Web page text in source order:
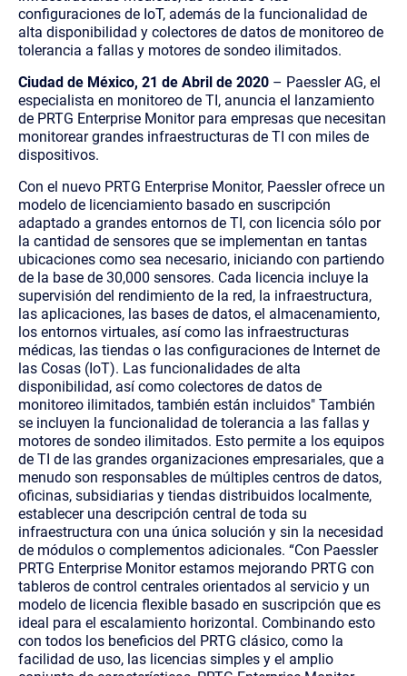
configuraciones de IoT, además de la funcionalidad de
alta disponibilidad y colectores de datos de monitoreo de
tolerancia a fallas y motores de sondeo ilimitados.
Ciudad de México, 21 de Abril de 2020 – Paessler AG, el
especialista en monitoreo de TI, anuncia el lanzamiento
de PRTG Enterprise Monitor para empresas que necesitan
monitorear grandes infraestructuras de TI con miles de
dispositivos.
Con el nuevo PRTG Enterprise Monitor, Paessler ofrece un
modelo de licenciamiento basado en suscripción
adaptado a grandes entornos de TI, con licencia sólo por
la cantidad de sensores que se implementan en tantas
ubicaciones como sea necesario, iniciando con partiendo
de la base de 30,000 sensores. Cada licencia incluye la
supervisión del rendimiento de la red, la infraestructura,
las aplicaciones, las bases de datos, el almacenamiento,
los entornos virtuales, así como las infraestructuras
médicas, las tiendas o las configuraciones de Internet de
las Cosas (IoT). Las funcionalidades de alta
disponibilidad, así como colectores de datos de
monitoreo ilimitados, también están incluidos" También
se incluyen la funcionalidad de tolerancia a las fallas y
motores de sondeo ilimitados. Esto permite a los equipos
de TI de las grandes organizaciones empresariales, que a
menudo son responsables de múltiples centros de datos,
oficinas, subsidiarias y tiendas distribuidos localmente,
establecer una descripción central de toda su
infraestructura con una única solución y sin la necesidad
de módulos o complementos adicionales. “Con Paessler
PRTG Enterprise Monitor estamos mejorando PRTG con
tableros de control centrales orientados al servicio y un
modelo de licencia flexible basado en suscripción que es
ideal para el escalamiento horizontal. Combinando esto
con todos los beneficios del PRTG clásico, como la
facilidad de uso, las licencias simples y el amplio